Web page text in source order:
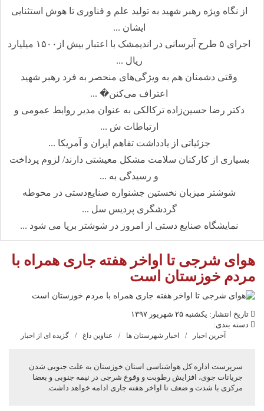
از نگاه ویژه رهبر شهید به تولید علم و فناوری تا هوش استثنایی
ایشان ...
اجرای ۵ طرح آبرسانی در اندیمشک با اعتبار بیش از۱۵۰۰ میلیارد
ریال ...
وقتی دشمنان هم به ویژگی‌های منحصر به فرد رهبر شهید
اعتراف می‌کنن� ...
دکتر رضا حسین‌زاده ترکالکی به عنوان مدیر روابط عمومی و
ارتباطات ش ...
جزئیاتی از یادداشت تفاهم ایران و آمریکا ...
بسیاری از کارکنان سلامت مشکل معیشتی دارند/ لزوم پرداخت
و رسیدگی به ...
شوشتر میزبان نخستین جشنواره صنایع‌دستی در محوطه
گردشگری پردیس سل ...
نمایشگاه صنایع دستی از امروز در شوشتر برپا می شود ...
هوای شرجی تا اواخر هفته جاری همراه با
مردم خوزستان است
تاریخ انتشار: یکشنبه ۲۵ شهریور ۱۳۹۷
دسته بندی:
آخرین اخبار اخبار شهرستان ها عناوین داغ گزیده ای از اخبار
سرپرست اداره کل هواشناسی استان خوزستان به علت جنوبی شدن
جریانات جوی، افزایش رطوبت و وقوع شرجی در نیمه جنوبی و بعضا
مرکزی با شدت و ضعف تا اواخر هفته جاری ادامه خواهد داشت.